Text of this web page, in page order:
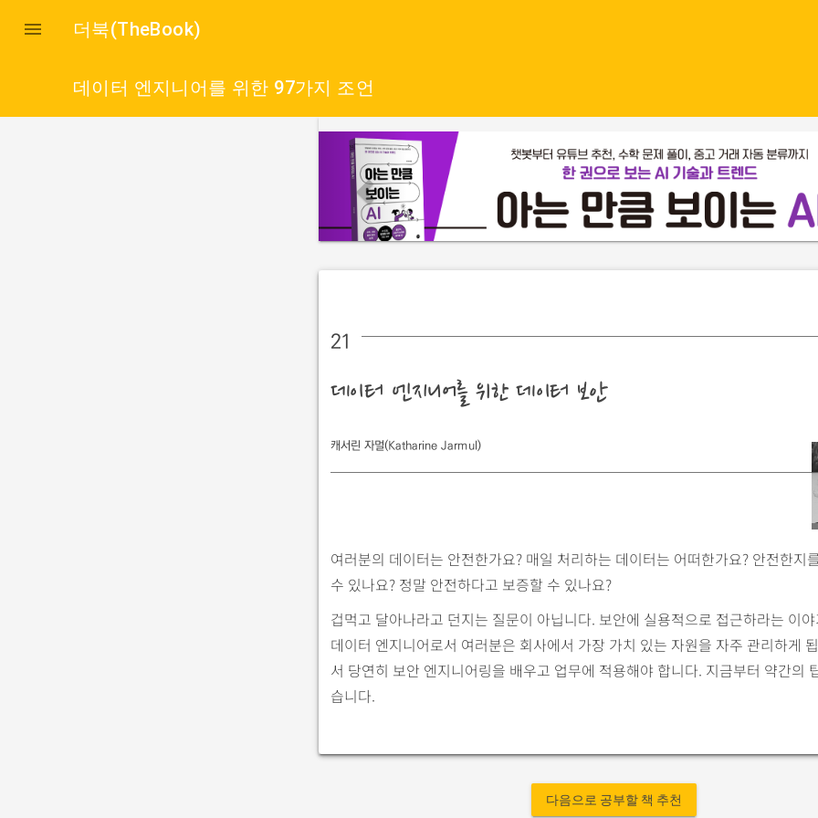
 더북(TheBook)
데이터 엔지니어를 위한 97가지 조언
p
r
e
v
i
o
21
데이터 엔지니어를 위한 데이터 보안
캐서린 자멀(Katharine Jarmul)
여러분의 데이터는 안전한가요? 매일 처리하는 데이터는 어떠한가요? 안전한지
수 있나요? 정말 안전하다고 보증할 수 있나요?
겁먹고 달아나라고 던지는 질문이 아닙니다. 보안에 실용적으로 접근하라는 이
데이터 엔지니어로서 여러분은 회사에서 가장 가치 있는 자원을 자주 관리하게
서 당연히 보안 엔지니어링을 배우고 업무에 적용해야 합니다. 지금부터 약간의
습니다.
다음으로 공부할 책 추천